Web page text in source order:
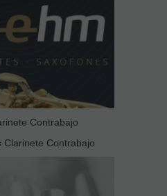
Contrabajo
Clarinete Contrabajo